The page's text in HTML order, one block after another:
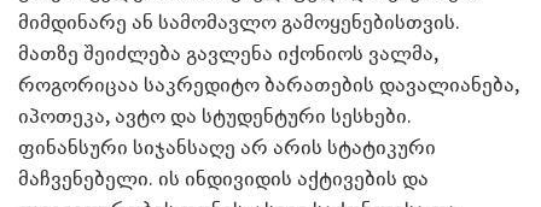
მიმდინარე ან სამომავლო გამოყენებისთვის.
მათზე შეიძლება გავლენა იქონიოს ვალმა,
როგორიცაა საკრედიტო ბარათების დავალიანება,
იპოთეკა, ავტო და სტუდენტური სესხები.
ფინანსური სიჯანსაღე არ არის სტატიკური
მაჩვენებელი. ის ინდივიდის აქტივების და